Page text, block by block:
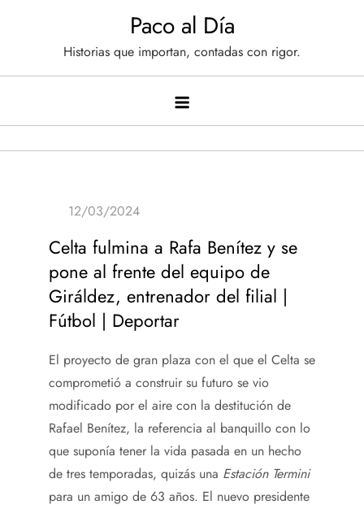
Paco al Día
Historias que importan, contadas con rigor.
Celta fulmina a Rafa Benítez y se
pone al frente del equipo de
Giráldez, entrenador del filial |
Fútbol | Deportar
El proyecto de gran plaza con el que el Celta se
comprometió a construir su futuro se vio
modificado por el aire con la destitución de
Rafael Benítez, la referencia al banquillo con lo
que suponía tener la vida pasada en un hecho
de tres temporadas, quizás una Estación Termini
para un amigo de 63 años. El nuevo presidente